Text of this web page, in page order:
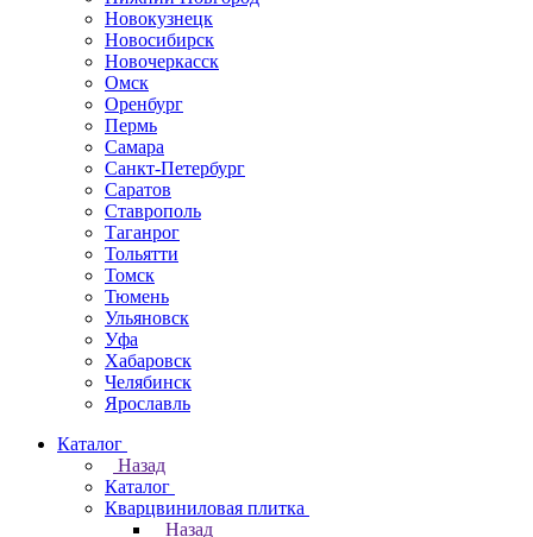
Новокузнецк
Новосибирск
Новочеркаcск
Омск
Оренбург
Пермь
Самара
Санкт-Петербург
Саратов
Ставрополь
Таганрог
Тольятти
Томск
Тюмень
Ульяновск
Уфа
Хабаровск
Челябинск
Ярославль
Каталог
Назад
Каталог
Кварцвиниловая плитка
Назад